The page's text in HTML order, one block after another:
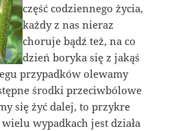
część codziennego życia,
każdy z nas nieraz
choruje bądź też, na co
dzień boryka się z jakąś
przypadków olewamy
środki przeciwbólowe
się żyć dalej, to przykre
wypadkach jest działa